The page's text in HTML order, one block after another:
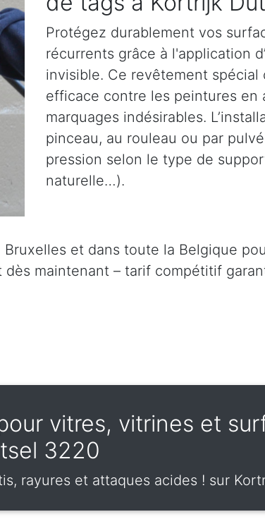
Protégez durablement vos
récurrents grâce à l'application
invisible. Ce revêtement
efficace contre les peintures en
marquages indésirables.
pinceau, au rouleau ou par
pression selon le type de
naturelle…).
et dans toute la Belgique
maintenant – tarif compétitif
vitres, vitrines et
3220
rayures et attaques acides ! sur